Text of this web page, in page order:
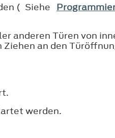
( Siehe
anderen Türen von
Ziehen an den
werden.